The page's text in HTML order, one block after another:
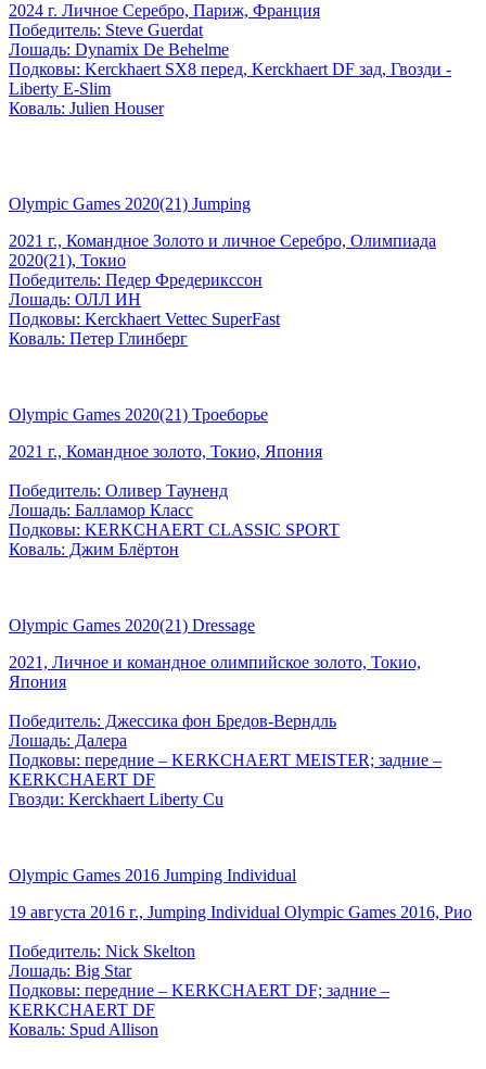
2024 г. Личное Серебро, Париж, Франция
Победитель: Steve Guerdat
Лошадь: Dynamix De Behelme
Подковы: Kerckhaert SX8 перед, Kerckhaert DF зад, Гвозди -
Liberty E-Slim
Коваль: Julien Houser
Olympic Games 2020(21) Jumping
2021 г., Командное Золото и личное Серебро, Олимпиада
2020(21), Токио
Победитель: Педер Фредерикссон
Лошадь: ОЛЛ ИН
Подковы: Kerckhaert Vettec SuperFast
Коваль: Петер Глинберг
Olympic Games 2020(21) Троеборье
2021 г., Командное золото, Токио, Япония
Победитель: Оливер Тауненд
Лошадь: Балламор Класс
Подковы: KERKCHAERT CLASSIC SPORT
Коваль: Джим Блёртон
Olympic Games 2020(21) Dressage
2021, Личное и командное олимпийское золото, Токио,
Япония
Победитель: Джессика фон Бредов-Верндль
Лошадь: Далера
Подковы: передние – KERKCHAERT MEISTER; задние –
KERKCHAERT DF
Гвозди: Kerckhaert Liberty Cu
Olympic Games 2016 Jumping Individual
19 августа 2016 г., Jumping Individual Olympic Games 2016, Рио
Победитель: Nick Skelton
Лошадь: Big Star
Подковы: передние – KERKCHAERT DF; задние –
KERKCHAERT DF
Коваль: Spud Allison